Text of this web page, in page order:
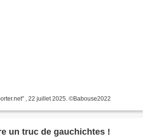
, 22 juillet 2025. ©Babouse2022
un truc de gauchichtes !